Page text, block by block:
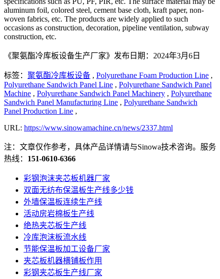
aluminum foil, colored steel, cement base cloth, kraft paper, non-
woven fabrics, etc. The products are widely applied to such
occasions as construction, decoration, pipeline ventilation, subway
construction, etc.
《聚氨酯冷库板设备生产厂家》发布日期：2024年3月6日
标签： 聚氨酯冷库板设备 , Polyurethane Foam Production Line ,
Polyurethane Sandwich Panel Line , Polyurethane Sandwich Panel
Machine , Polyurethane Sandwich Panel Machinery , Polyurethane
Sandwich Panel Manufacturing Line , Polyurethane Sandwich
Panel Production Line ,
URL: https://www.sinowamachine.cn/news/2337.html
注：文章仅作参考，具体产品详情请与Sinowa技术咨询。服务
热线： 151-0610-6366
彩钢泡沫夹芯板机器厂家
双面无纺布保温板生产线多少钱
外墙保温板连续生产线
活动房岩棉板生产线
绝热夹芯板生产线
冷库泡沫板流水线
节能保温板加工设备厂家
夹芯板机器横铺板作用
彩钢夹芯板生产线厂家